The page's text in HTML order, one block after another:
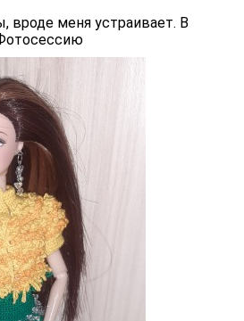
вроде меня устраивает. В